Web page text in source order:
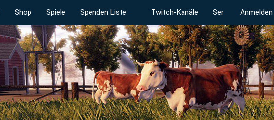
Shop Spiele Spenden Liste Twitch-Kanäle ServerstatusAnmelden